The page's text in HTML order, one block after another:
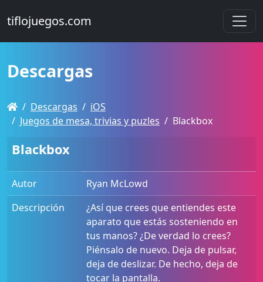
tiflojuegos.com
Descargas
Descargas
iOS
Juegos de mesa, trivias y puzles
Blackbox
Blackbox
Autor
Ryan McLowd
Descripción
¿Así que crees que entiendes este
aparato que estás sosteniendo en
tus manos? ¿De verdad lo crees?
Piénsalo de nuevo. Deja de pulsar,
deja de deslizar. De hecho, deja de
tocar la pantalla.